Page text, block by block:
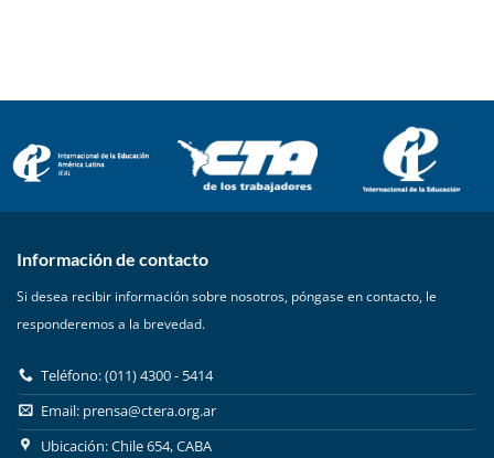
Información de contacto
Si desea recibir información sobre nosotros, póngase en contacto, le
responderemos a la brevedad.
Teléfono: (011) 4300 - 5414
Email: prensa@ctera.org.ar
Ubicación: Chile 654, CABA